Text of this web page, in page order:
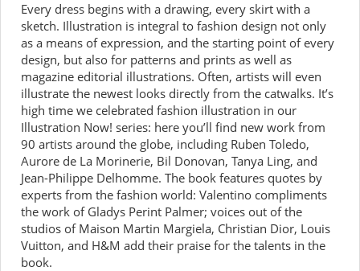
Every dress begins with a drawing, every skirt with a
sketch. Illustration is integral to fashion design not only
as a means of expression, and the starting point of every
design, but also for patterns and prints as well as
magazine editorial illustrations. Often, artists will even
illustrate the newest looks directly from the catwalks. It’s
high time we celebrated fashion illustration in our
Illustration Now! series: here you’ll find new work from
90 artists around the globe, including Ruben Toledo,
Aurore de La Morinerie, Bil Donovan, Tanya Ling, and
Jean-Philippe Delhomme. The book features quotes by
experts from the fashion world: Valentino compliments
the work of Gladys Perint Palmer; voices out of the
studios of Maison Martin Margiela, Christian Dior, Louis
Vuitton, and H&M add their praise for the talents in the
book.